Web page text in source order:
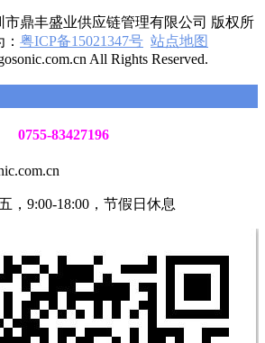
市鼎丰盛业供应链管理有限公司 版权所
粤ICP备15021347号 站点地图
All Rights Reserved.
0755-83427196
，9:00-18:00，节假日休息